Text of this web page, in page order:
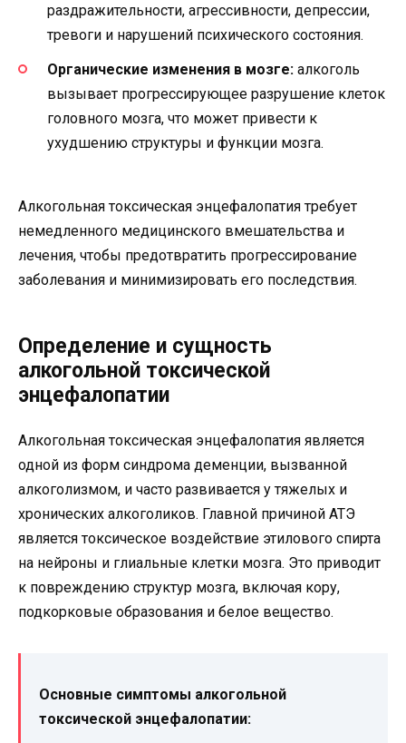
раздражительности, агрессивности, депрессии,
тревоги и нарушений психического состояния.
Органические изменения в мозге: алкоголь
вызывает прогрессирующее разрушение клеток
головного мозга, что может привести к
ухудшению структуры и функции мозга.
Алкогольная токсическая энцефалопатия требует
немедленного медицинского вмешательства и
лечения, чтобы предотвратить прогрессирование
заболевания и минимизировать его последствия.
Определение и сущность
алкогольной токсической
энцефалопатии
Алкогольная токсическая энцефалопатия является
одной из форм синдрома деменции, вызванной
алкоголизмом, и часто развивается у тяжелых и
хронических алкоголиков. Главной причиной АТЭ
является токсическое воздействие этилового спирта
на нейроны и глиальные клетки мозга. Это приводит
к повреждению структур мозга, включая кору,
подкорковые образования и белое вещество.
Основные симптомы алкогольной
токсической энцефалопатии: